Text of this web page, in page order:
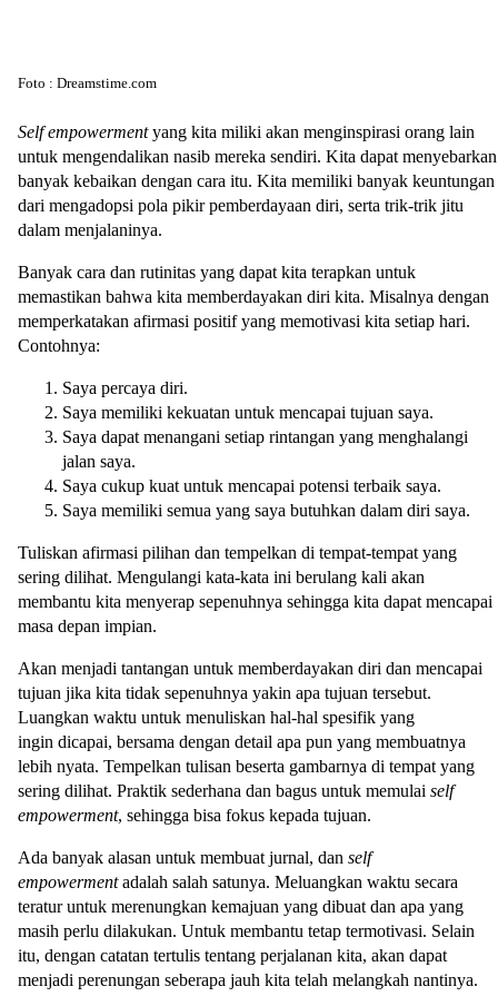
Foto : Dreamstime.com
Self empowermentyang kita miliki akan menginspirasi orang lain
untuk mengendalikan nasib mereka sendiri. Kita dapat menyebarkan
banyak kebaikan dengan cara itu. Kita memiliki banyak keuntungan
dari mengadopsi pola pikir pemberdayaan diri, serta trik-trik jitu
dalam menjalaninya.
Banyak cara dan rutinitas yang dapat kita terapkan untuk
memastikan bahwa kita memberdayakan diri kita. Misalnya dengan
memperkatakan afirmasi positif yang memotivasi kita setiap hari.
Contohnya:
Saya percaya diri.
Saya memiliki kekuatan untuk mencapai tujuan saya.
Saya dapat menangani setiap rintangan yang menghalangi
jalan saya.
Saya cukup kuat untuk mencapai potensi terbaik saya.
Saya memiliki semua yang saya butuhkan dalam diri saya.
Tuliskan afirmasi pilihan dan tempelkan di tempat-tempat yang
sering dilihat. Mengulangi kata-kata ini berulang kali akan
membantu kita menyerap sepenuhnya sehingga kita dapat mencapai
masa depan impian.
Akan menjadi tantangan untuk memberdayakan diri dan mencapai
tujuan jika kita tidak sepenuhnya yakin apa tujuan tersebut.
Luangkan waktu untuk menuliskan hal-hal spesifik yang
ingin dicapai, bersama dengan detail apa pun yang membuatnya
lebih nyata. Tempelkan tulisan beserta gambarnya di tempat yang
sering dilihat. Praktik sederhana dan bagus untuk memulai self
empowerment, sehingga bisa fokus kepada tujuan.
Ada banyak alasan untuk membuat jurnal, dan self
empowermentadalah salah satunya. Meluangkan waktu secara
teratur untuk merenungkan kemajuan yang dibuat dan apa yang
masih perlu dilakukan. Untuk membantu tetap termotivasi. Selain
itu, dengan catatan tertulis tentang perjalanan kita, akan dapat
menjadi perenungan seberapa jauh kita telah melangkah nantinya.